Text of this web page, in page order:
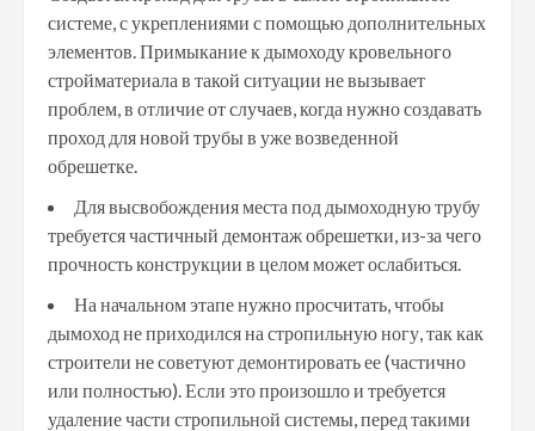
системе, с укреплениями с помощью дополнительных
элементов. Примыкание к дымоходу кровельного
стройматериала в такой ситуации не вызывает
проблем, в отличие от случаев, когда нужно создавать
проход для новой трубы в уже возведенной
обрешетке.
Для высвобождения места под дымоходную трубу
требуется частичный демонтаж обрешетки, из-за чего
прочность конструкции в целом может ослабиться.
На начальном этапе нужно просчитать, чтобы
дымоход не приходился на стропильную ногу, так как
строители не советуют демонтировать ее (частично
или полностью). Если это произошло и требуется
удаление части стропильной системы, перед такими